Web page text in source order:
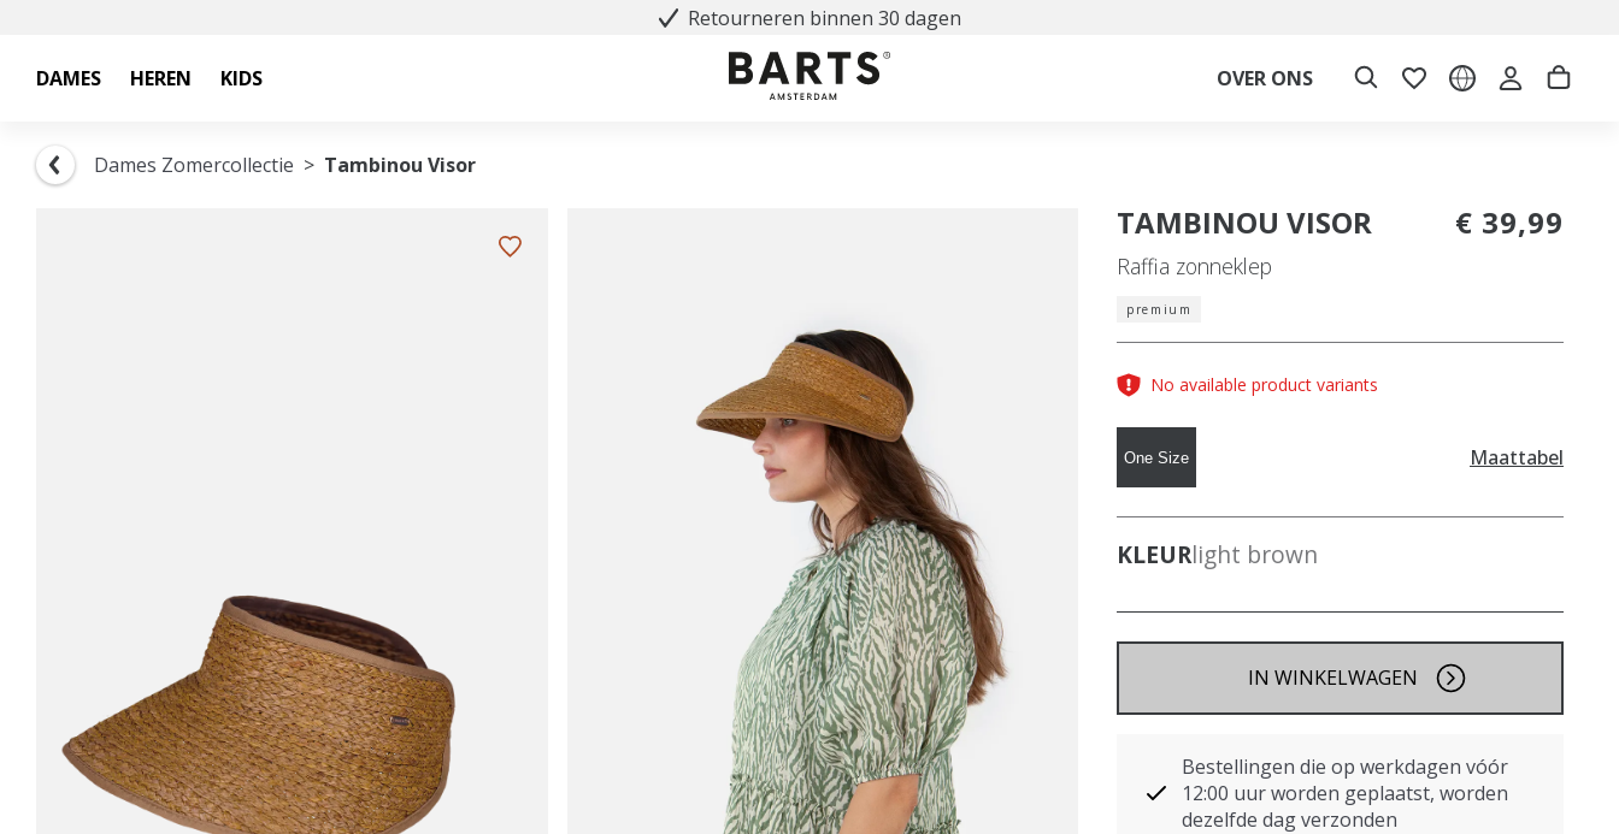
Retourneren binnen 30 dagen
DAMES HEREN KIDS OVER ONS
Dames Zomercollectie Tambinou Visor
TAMBINOU VISOR
Raffia zonneklep
€ 39,99
premium
No available product variants
One Size Maattabel
KLEURlight brown
IN WINKELWAGEN
Bestellingen die op werkdagen vóór
12:00 uur worden geplaatst, worden
dezelfde dag verzonden